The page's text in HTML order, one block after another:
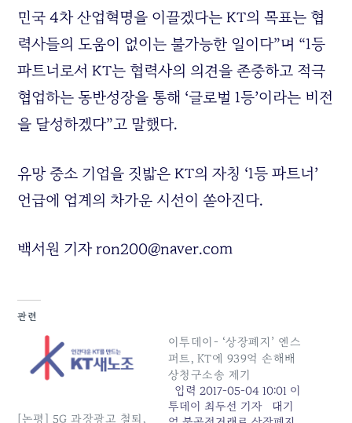
민국4차 산업혁명을 이끌겠다는KT의 목표는 협
력사들의 도움이 없이는 불가능한 일이다”며 “1등
파트너로서KT는 협력사의 의견을 존중하고 적극
협업하는 동반성장을 통해 ‘글로벌1등’이라는 비전
을 달성하겠다”고 말했다.
유망 중소 기업을 짓밟은KT의 자칭 ‘1등 파트너’
언급에 업계의 차가운 시선이 쏟아진다.
백서원 기자 ron200@naver.com
관련
[논평] 5G 과장광고 철퇴,
이투데이- ‘상장폐지’ 엔스
퍼트, KT에 939억 손해배
상청구소송 제기
입력 2017-05-04 10:01 이
투데이 최두선 기자 대기